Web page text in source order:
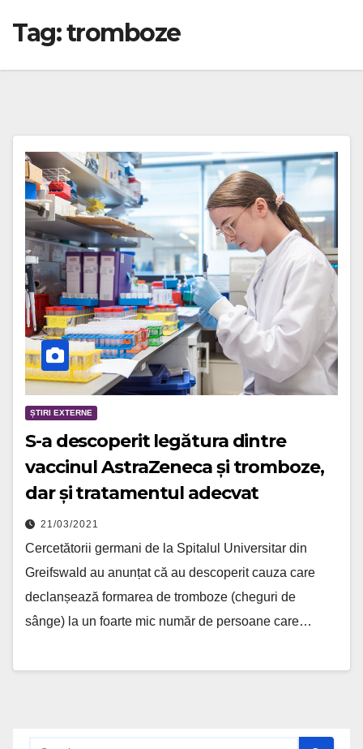
Tag:tromboze
ȘTIRI EXTERNE
S-a descoperit legătura dintre
vaccinul AstraZeneca și tromboze,
dar și tratamentul adecvat
21/03/2021
Cercetătorii germani de la Spitalul Universitar din
Greifswald au anunțat că au descoperit cauza care
declanșează formarea de tromboze (cheguri de
sânge) la un foarte mic număr de persoane care…